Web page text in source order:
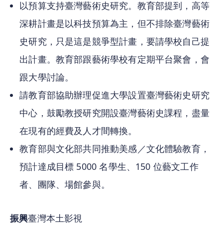
以預算支持臺灣藝術史研究。教育部提到，高等
深耕計畫是以科技預算為主，但不排除臺灣藝術
史研究，只是這是競爭型計畫，要請學校自己提
出計畫。教育部跟藝術學校有定期平台聚會，會
跟大學討論。
請教育部協助辦理促進大學設置臺灣藝術史研究
中心，鼓勵教授研究開設臺灣藝術史課程，盡量
在現有的經費及人才間轉換。
教育部與文化部共同推動美感／文化體驗教育，
預計達成目標 5000 名學生、150 位藝文工作
者、團隊、場館參與。
振興臺灣本土影視